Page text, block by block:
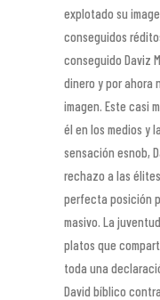
explotado su
conseguidos
conseguido Daviz
dinero y por ahora
imagen. Este casi
él en los medios y
sensación esnob,
rechazo a las
perfecta posición
masivo. La
platos que
toda una
David bíblico